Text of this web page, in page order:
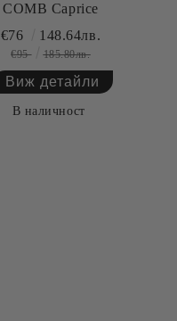
COMB Caprice
€76 148.64лв.
€95 185.80лв.
Виж детайли
В наличност